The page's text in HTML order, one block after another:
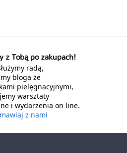
z Tobą po zakupach!
radą,
bloga ze
pielęgnacyjnymi,
warsztaty
i wydarzenia on line.
z nami